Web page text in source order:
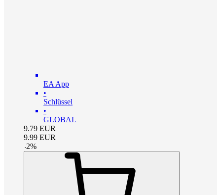
EA App
•
Schlüssel
•
GLOBAL
9.79 EUR
9.99 EUR
-2%